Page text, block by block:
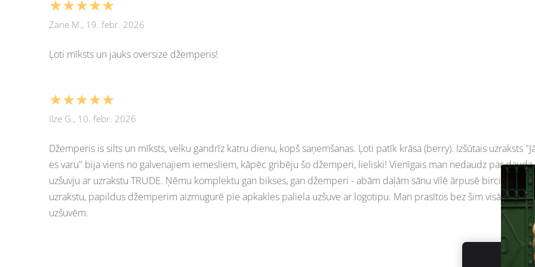
★★★★★
Zane M., 19. febr. 2026
Ļoti mīksts un jauks oversize džemperis!
★★★★★
Ilze G., 10. febr. 2026
Džemperis is silts un mīksts, velku gandrīz katru dienu, kopš saņemšanas. Ļoti patīk krāsa (berry). Izšūtais uzraksts
es varu" bija viens no galvenajiem iemesliem, kāpēc gribēju šo džemperi, lieliski! Vienīgais man nedaudz par daudz
uzšuvju ar uzrakstu TRUDE. Ņēmu komplektu gan bikses, gan džemperi - abām daļām sānu vīlē ārpusē birciņa ar
uzrakstu, papildus džemperim aizmugurē pie apkakles paliela uzšuve ar logotipu. Man prasītos bez šim visām
uzšuvēm.